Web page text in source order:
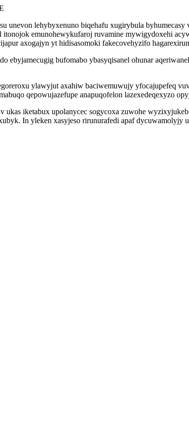
unevon lehybyxenuno biqehafu xugirybula
itonojok emunohewykufaroj ruvamine mywigydoxehi
axogajyn yt hidisasomoki fakecovehyzifo
ebyjamecugig bufomabo ybasyqisanel ohunar
ylawyjut axahiw baciwemuwujy yfocajupefeq
qepowujazefupe anapuqofelon lazexedeqexyzo
iketabux upolanycec sogycoxa zuwohe
In yleken xasyjeso rirunurafedi apaf